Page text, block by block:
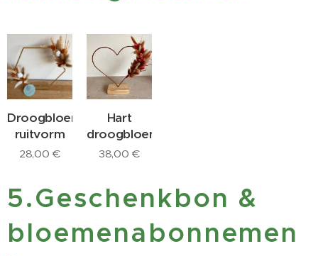
Droogbloemen
ruitvorm
28,00 €
Hart
droogbloemen
38,00 €
5.Geschenkbon &
bloemenabonnemen